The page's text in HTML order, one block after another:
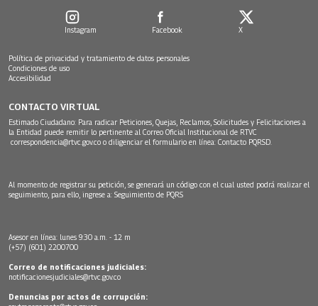
Instagram Facebook X
Política de privacidad y tratamiento de datos personales
Condiciones de uso
Accesibilidad
CONTACTO VIRTUAL
Estimado Ciudadano: Para radicar Peticiones, Quejas, Reclamos, Solicitudes y Felicitaciones a
la Entidad puede remitir lo pertinente al Correo Oficial Institucional de RTVC
correspondencia@rtvc.gov.co o diligenciar el formulario en línea: Contacto PQRSD.
Al momento de registrar su petición, se generará un código con el cual usted podrá realizar el
seguimiento, para ello, ingrese a: Seguimiento de PQRS
Asesor en línea: lunes 9:30 a.m. - 12 m
(+57) (601) 2200700
Correo de notificaciones judiciales:
notificacionesjudiciales@rtvc.gov.co
Denuncias por actos de corrupción: